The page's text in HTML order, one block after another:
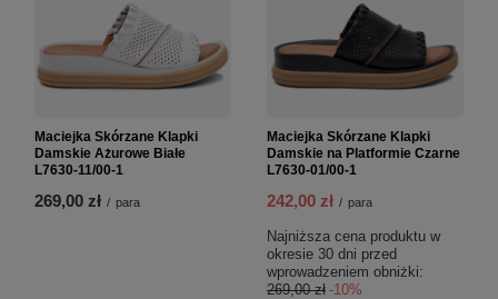
Maciejka Skórzane Klapki
Damskie Ażurowe Białe
L7630-11/00-1
269,00 zł / para
Maciejka Skórzane Klapki
Damskie na Platformie Czarne
L7630-01/00-1
242,00 zł / para
Najniższa cena produktu w
okresie 30 dni przed
wprowadzeniem obniżki:
269,00 zł -10%